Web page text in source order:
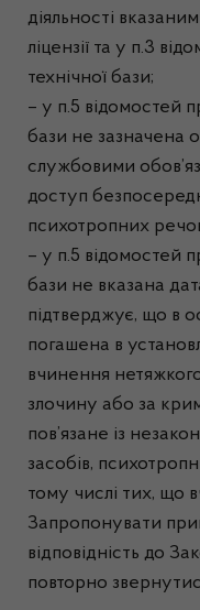
діяльності
ліцензії та у п.3
технічної бази;
– у п.5 відомостей
бази не зазначена
службовими
доступ
психотропних
– у п.5 відомостей
бази не вказана
підтверджує, що в
погашена в
вчинення
злочину або за
пов’язане із
засобів,
тому числі тих, що
Запропонувати
відповідність до
повторно